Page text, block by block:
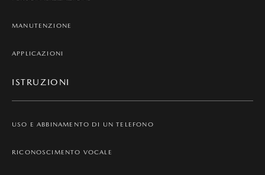
MANUTENZIONE
APPLICAZIONI
ISTRUZIONI
USO E ABBINAMENTO DI UN TELEFONO
RICONOSCIMENTO VOCALE